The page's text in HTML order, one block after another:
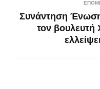
Συνάντηση
τον βουλευτή